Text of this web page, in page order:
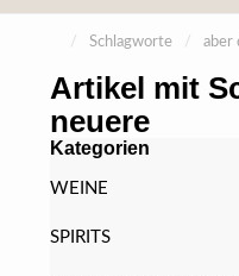
/ Schlagworte / aber
Artikel mit
neuere
Kategorien
WEINE
SPIRITS